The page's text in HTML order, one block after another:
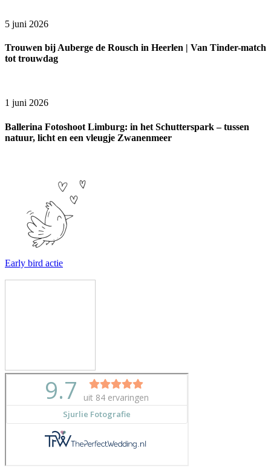
5 juni 2026
Trouwen bij Auberge de Rousch in Heerlen | Van Tinder-match
tot trouwdag
1 juni 2026
Ballerina Fotoshoot Limburg: in het Schutterspark – tussen
natuur, licht en een vleugje Zwanenmeer
Early bird actie